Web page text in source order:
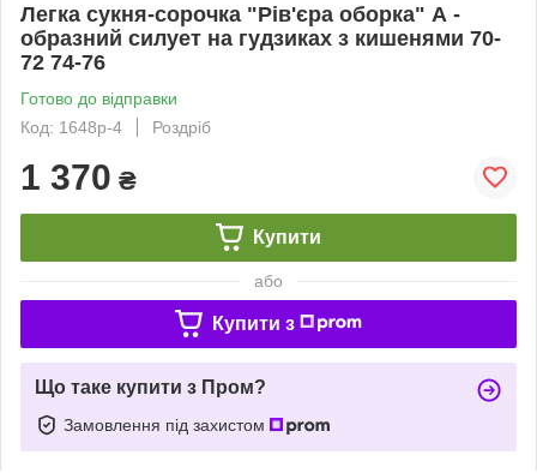
Легка сукня-сорочка "Рів'єра оборка" А -
образний силует на гудзиках з кишенями 70-
72 74-76
Готово до відправки
Код: 1648р-4
Роздріб
1 370 ₴
Купити
або
Купити з
Що таке купити з Пром?
Замовлення під захистом